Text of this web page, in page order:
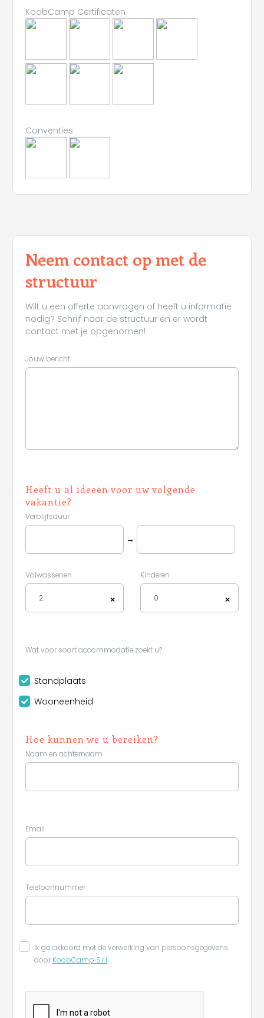
KoobCamp Certificaten
Conventies
Neem contact op met de
structuur
Wilt u een offerte aanvragen of heeft u informatie
nodig? Schrijf naar de structuur en er wordt
contact met je opgenomen!
Jouw bericht
Heeft u al ideeën voor uw volgende
vakantie?
Verblijfsduur
→
Volwassenen
×
2
Kinderen
×
0
Wat voor soort accommodatie zoekt u?
Standplaats
Wooneenheid
Hoe kunnen we u bereiken?
Naam en achternaam
Email
Telefoonnummer
Ik ga akkoord met de verwerking van persoonsgegevens
door KoobCamp S.r.l